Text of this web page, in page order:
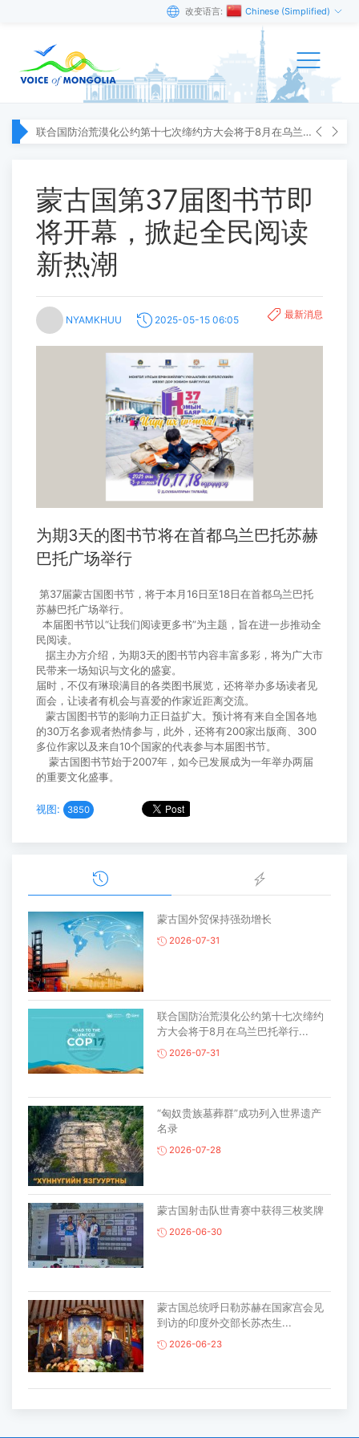
改变语言: Chinese (Simplified)
联合国防治荒漠化公约第十七次缔约方大会将于8月在乌兰巴托举行
蒙古国第37届图书节即
将开幕，掀起全民阅读
新热潮
NYAMKHUU 2025-05-15 06:05 最新消息
为期3天的图书节将在首都乌兰巴托苏赫
巴托广场举行
第37届蒙古国图书节，将于本月16日至18日在首都乌兰巴托
苏赫巴托广场举行。
本届图书节以“让我们阅读更多书”为主题，旨在进一步推动全
民阅读。
据主办方介绍，为期3天的图书节内容丰富多彩，将为广大市
民带来一场知识与文化的盛宴。
届时，不仅有琳琅满目的各类图书展览，还将举办多场读者见
面会，让读者有机会与喜爱的作家近距离交流。
蒙古国图书节的影响力正日益扩大。预计将有来自全国各地
的30万名参观者热情参与，此外，还将有200家出版商、300
多位作家以及来自10个国家的代表参与本届图书节。
蒙古国图书节始于2007年，如今已发展成为一年举办两届
的重要文化盛事。
视图: 3850
蒙古国外贸保持强劲增长
2026-07-31
联合国防治荒漠化公约第十七次缔约
方大会将于8月在乌兰巴托举行...
2026-07-31
“匈奴贵族墓葬群”成功列入世界遗产
名录
2026-07-28
蒙古国射击队世青赛中获得三枚奖牌
2026-06-30
蒙古国总统呼日勒苏赫在国家宫会见
到访的印度外交部长苏杰生...
2026-06-23